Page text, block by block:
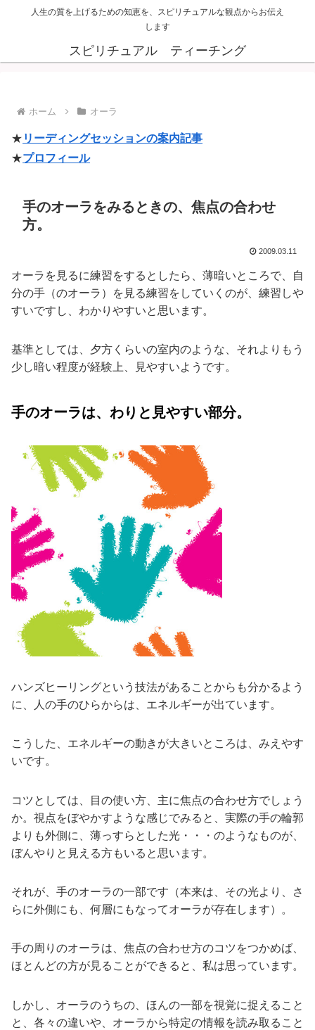
人生の質を上げるための知恵を、スピリチュアルな観点からお伝え
します
スピリチュアル ティーチング
ホーム オーラ
★ リーディングセッションの案内記事
★プロフィール
手のオーラをみるときの、焦点の合わせ
方。
2009.03.11
オーラを見るに練習をするとしたら、薄暗いところで、自
分の手（のオーラ）を見る練習をしていくのが、練習しや
すいですし、わかりやすいと思います。
基準としては、夕方くらいの室内のような、それよりもう
少し暗い程度が経験上、見やすいようです。
手のオーラは、わりと見やすい部分。
ハンズヒーリングという技法があることからも分かるよう
に、人の手のひらからは、エネルギーが出ています。
こうした、エネルギーの動きが大きいところは、みえやす
いです。
コツとしては、目の使い方、主に焦点の合わせ方でしょう
か。視点をぼやかすような感じでみると、実際の手の輪郭
よりも外側に、薄っすらとした光・・・のようなものが、
ぼんやりと見える方もいると思います。
それが、手のオーラの一部です（本来は、その光より、さ
らに外側にも、何層にもなってオーラが存在します）。
手の周りのオーラは、焦点の合わせ方のコツをつかめば、
ほとんどの方が見ることができると、私は思っています。
しかし、オーラのうちの、ほんの一部を視覚に捉えること
と、各々の違いや、オーラから特定の情報を読み取ること